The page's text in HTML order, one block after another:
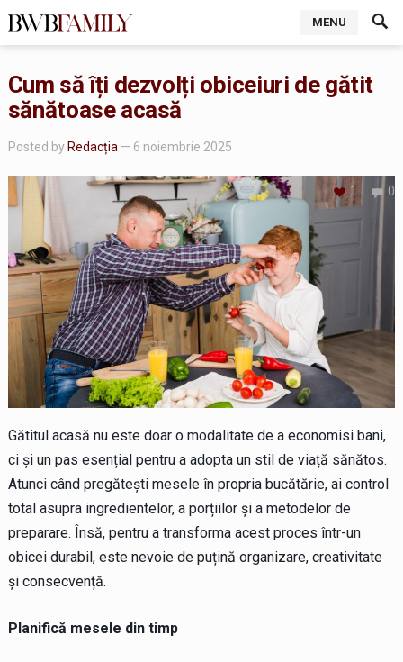
MENU
Cum să îți dezvolți obiceiuri de gătit
sănătoase acasă
Posted by Redacția — 6 noiembrie 2025
0
1
Gătitul acasă nu este doar o modalitate de a economisi bani,
ci și un pas esențial pentru a adopta un stil de viață sănătos.
Atunci când pregătești mesele în propria bucătărie, ai control
total asupra ingredientelor, a porțiilor și a metodelor de
preparare. Însă, pentru a transforma acest proces într-un
obicei durabil, este nevoie de puțină organizare, creativitate
și consecvență.
Planifică mesele din timp